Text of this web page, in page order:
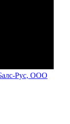
Рус, ООО